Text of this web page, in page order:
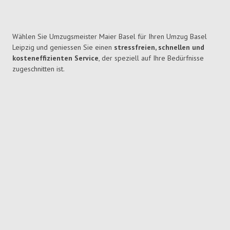
Wählen Sie Umzugsmeister Maier Basel für Ihren Umzug Basel
Leipzig und geniessen Sie einen stressfreien, schnellen und
kosteneffizienten Service, der speziell auf Ihre Bedürfnisse
zugeschnitten ist.